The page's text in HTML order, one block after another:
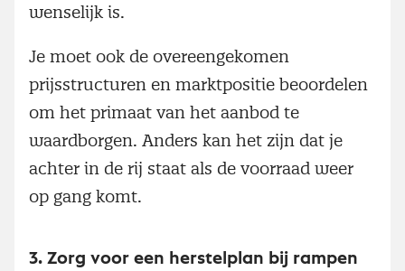
wenselijk is.
Je moet ook de overeengekomen
prijsstructuren en marktpositie beoordelen
om het primaat van het aanbod te
waardborgen. Anders kan het zijn dat je
achter in de rij staat als de voorraad weer
op gang komt.
3. Zorg voor een herstelplan bij rampen